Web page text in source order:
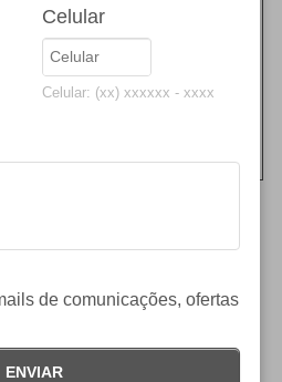
Home Office
Gamer
Outros
UMA PROPOSTA
Celular
Celular: (xx) xxxxxx - xxxx
de comunicações, ofertas
ENVIAR